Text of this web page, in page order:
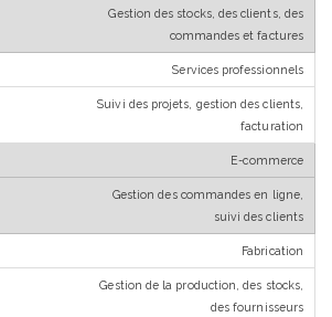
Gestion des stocks, des clients, des
commandes et factures
Services professionnels
Suivi des projets, gestion des clients,
facturation
E-commerce
Gestion des commandes en ligne,
suivi des clients
Fabrication
Gestion de la production, des stocks,
des fournisseurs